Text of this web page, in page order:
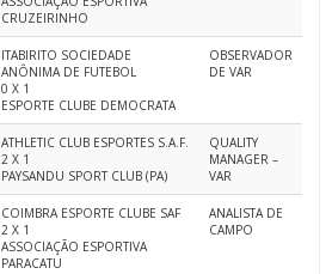
CRUZEIRINHO
ITABIRITO SOCIEDADE
ANÔNIMA DE FUTEBOL
0 X 1
ESPORTE CLUBE DEMOCRATA
OBSERVADOR
DE VAR
ATHLETIC CLUB ESPORTES S.A.F.
2 X 1
PAYSANDU SPORT CLUB (PA)
QUALITY
MANAGER –
VAR
COIMBRA ESPORTE CLUBE SAF
2 X 1
ASSOCIAÇÃO ESPORTIVA
PARACATU
ANALISTA DE
CAMPO